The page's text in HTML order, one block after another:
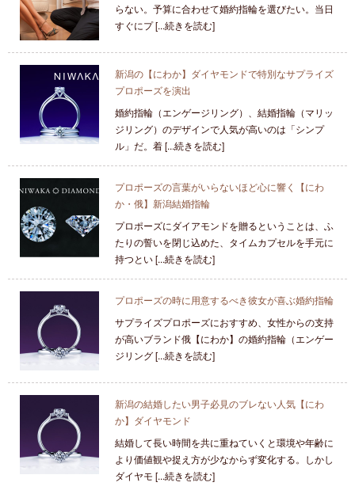
らない。予算に合わせて婚約指輪を選びたい。当日
すぐにプ [...続きを読む]
新潟の【にわか】ダイヤモンドで特別なサプライズ
プロポーズを演出
婚約指輪（エンゲージリング）、結婚指輪（マリッ
ジリング）のデザインで人気が高いのは「シンプ
ル」だ。着 [...続きを読む]
プロポーズの言葉がいらないほど心に響く【にわ
か・俄】新潟結婚指輪
プロポーズにダイアモンドを贈るということは、ふ
たりの誓いを閉じ込めた、タイムカプセルを手元に
持つとい [...続きを読む]
プロポーズの時に用意するべき彼女が喜ぶ婚約指輪
サプライズプロポーズにおすすめ、女性からの支持
が高いブランド俄【にわか】の婚約指輪（エンゲー
ジリング [...続きを読む]
新潟の結婚したい男子必見のブレない人気【にわ
か】ダイヤモンド
結婚して長い時間を共に重ねていくと環境や年齢に
より価値観や捉え方が少なからず変化する。しかし
ダイヤモ [...続きを読む]